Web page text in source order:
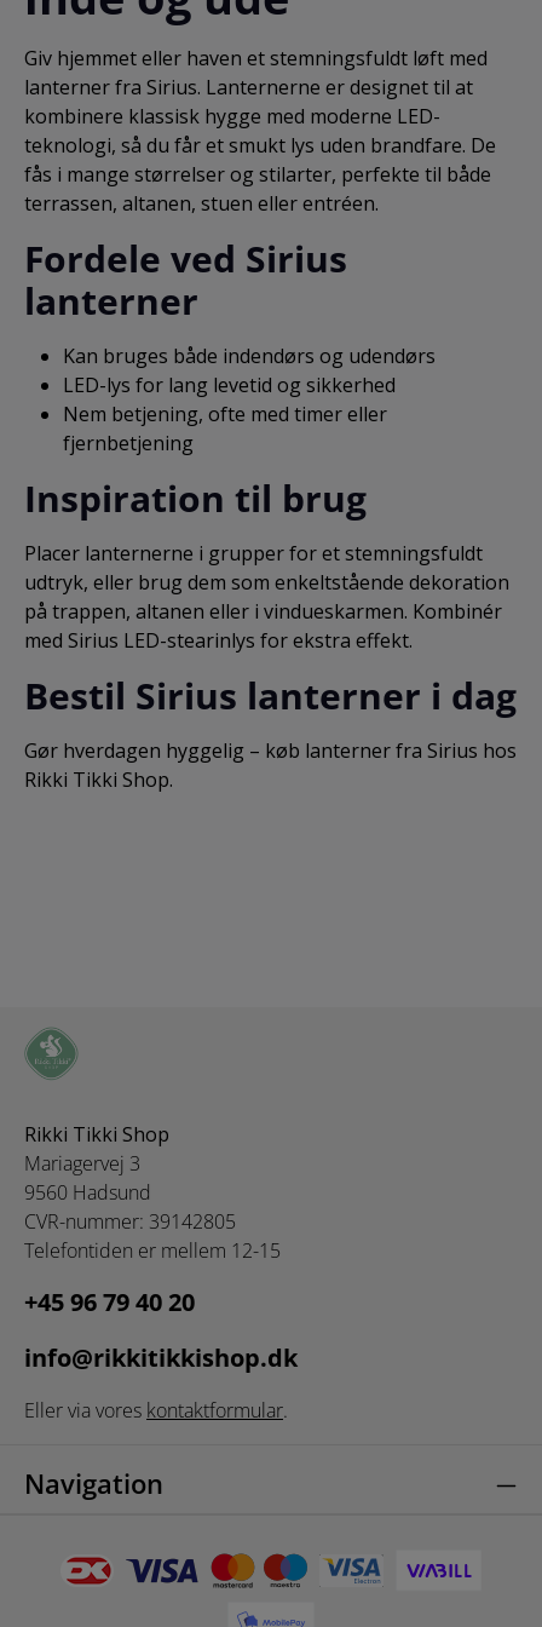
Giv hjemmet eller haven et stemningsfuldt løft med
lanterner fra Sirius. Lanternerne er designet til at
kombinere klassisk hygge med moderne LED-
teknologi, så du får et smukt lys uden brandfare. De
fås i mange størrelser og stilarter, perfekte til både
terrassen, altanen, stuen eller entréen.
Fordele ved Sirius
lanterner
Kan bruges både indendørs og udendørs
LED-lys for lang levetid og sikkerhed
Nem betjening, ofte med timer eller
fjernbetjening
Inspiration til brug
Placer lanternerne i grupper for et stemningsfuldt
udtryk, eller brug dem som enkeltstående dekoration
på trappen, altanen eller i vindueskarmen. Kombinér
med Sirius LED-stearinlys for ekstra effekt.
Bestil Sirius lanterner i dag
Gør hverdagen hyggelig – køb lanterner fra Sirius hos
Rikki Tikki Shop.
Rikki Tikki Shop
Mariagervej 3
9560 Hadsund
CVR-nummer: 39142805
Telefontiden er mellem 12-15
+45 96 79 40 20
info@rikkitikkishop.dk
Eller via vores kontaktformular.
Navigation